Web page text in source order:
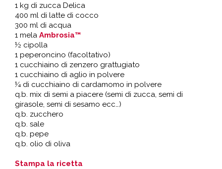
1 kg di zucca Delica
400 ml di latte di cocco
300 ml di acqua
1 mela Ambrosia™
½ cipolla
1 peperoncino (facoltativo)
1 cucchiaino di zenzero grattugiato
1 cucchiaino di aglio in polvere
¼ di cucchiaino di cardamomo in polvere
q.b. mix di semi a piacere (semi di zucca, semi di
girasole, semi di sesamo ecc…)
q.b. zucchero
q.b. sale
q.b. pepe
q.b. olio di oliva
Stampa la ricetta